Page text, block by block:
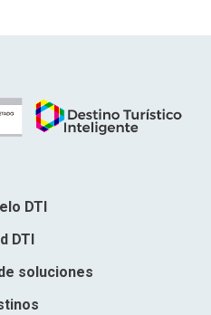
DTI
DTI
soluciones